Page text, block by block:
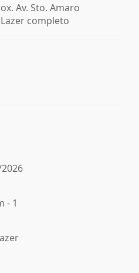
Av. Sto. Amaro
completo
- 1